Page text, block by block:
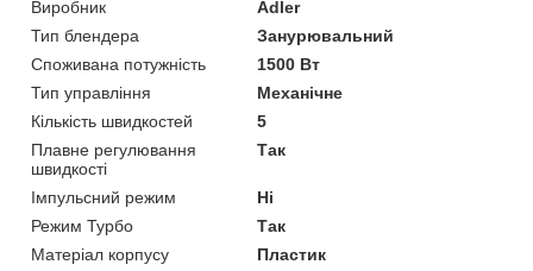
Виробник
Adler
Тип блендера
Занурювальний
Споживана потужність
1500 Вт
Тип управління
Механічне
Кількість швидкостей
5
Плавне регулювання
швидкості
Так
Імпульсний режим
Ні
Режим Турбо
Так
Матеріал корпусу
Пластик